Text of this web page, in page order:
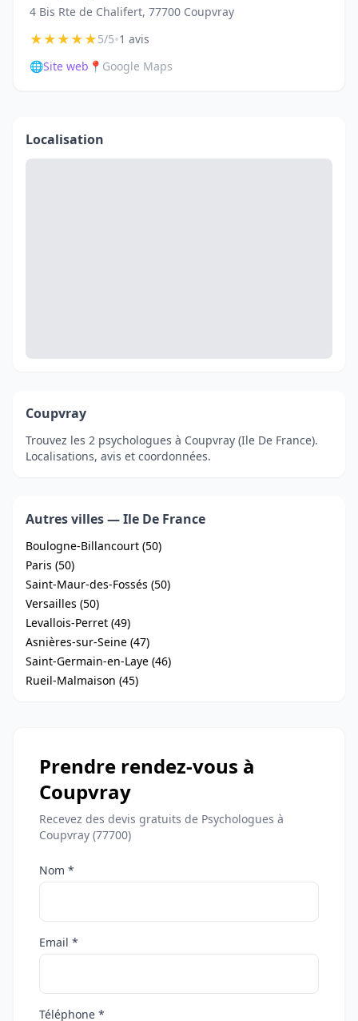
4 Bis Rte de Chalifert, 77700 Coupvray
★★★★★5/5•1 avis
🌐Site web 📍 Google Maps
Localisation
Coupvray
Trouvez les 2 psychologues à Coupvray (Ile De France).
Localisations, avis et coordonnées.
Autres villes — Ile De France
Boulogne-Billancourt (50)
Paris (50)
Saint-Maur-des-Fossés (50)
Versailles (50)
Levallois-Perret (49)
Asnières-sur-Seine (47)
Saint-Germain-en-Laye (46)
Rueil-Malmaison (45)
Prendre rendez-vous à
Coupvray
Recevez des devis gratuits de Psychologues à
Coupvray (77700)
Nom *
Email *
Téléphone *